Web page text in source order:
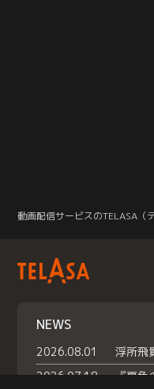
動画配信サービスのTELASA（
NEWS
2026.08.01
2026.07.18